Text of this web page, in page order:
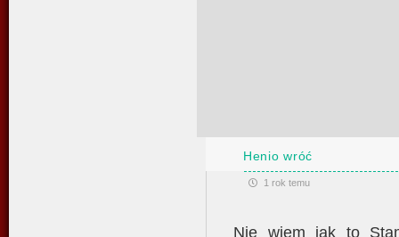
Henio wróć
1 rok temu
Nie wiem jak to